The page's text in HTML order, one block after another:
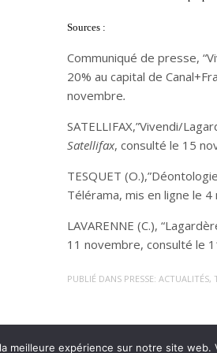
Sources :
Communiqué de presse,
20% au capital de
novembre.
SATELLIFAX,”Vivendi/
Satellifax, consulté le 15
TESQUET
Télérama, mis en ligne le
LAVARENNE (C.),
11 novembre, consulté le
PUBLIÉ DANS PRESSE: ACTUALITÉS,
meilleure expérience sur notre site